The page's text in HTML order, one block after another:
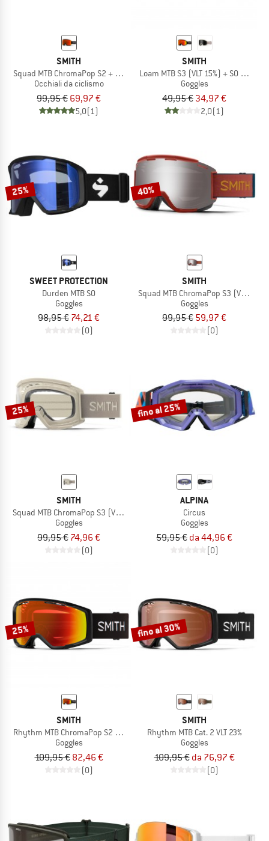
SMITH
Squad MTB ChromaPop S2 + S0 (VLT 25% + 89%)
Occhiali da ciclismo
99,95 € 69,97 €
5,0(1)
SMITH
Loam MTB S3 (VLT 15%) + S0 (VLT
Goggles
49,95 € 34,97 €
2,0(1)
25%
SWEET PROTECTION
Durden MTB S0
Goggles
98,95 € 74,21 €
(0)
40%
SMITH
Squad MTB ChromaPop S3 (VLT 13%)
Goggles
99,95 € 59,97 €
(0)
25%
SMITH
Squad MTB ChromaPop S3 (VLT 12%) + S0 (VLT 90%)
Goggles
99,95 € 74,96 €
(0)
fino al 25%
ALPINA
Circus
Goggles
59,95 € da 44,96 €
(0)
25%
SMITH
Rhythm MTB ChromaPop S2 (VLT 25%) + S0 (VLT 90%)
Goggles
109,95 € 82,46 €
(0)
fino al 30%
SMITH
Rhythm MTB Cat. 2 VLT 23%
Goggles
109,95 € da 76,97 €
(0)